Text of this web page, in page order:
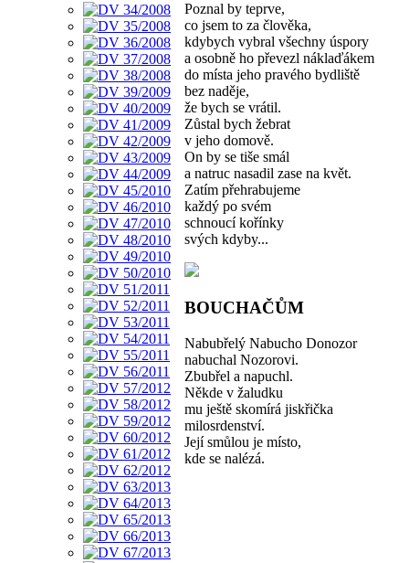
Poznal by teprve,
co jsem to za člověka,
kdybych vybral všechny úspory
a osobně ho převezl náklaďákem
do místa jeho pravého bydliště
bez naděje,
že bych se vrátil.
Zůstal bych žebrat
v jeho domově.
On by se tiše smál
a natruc nasadil zase na květ.
Zatím přehrabujeme
každý po svém
schnoucí kořínky
svých kdyby...
BOUCHAČŮM
Nabubřelý Nabucho Donozor
nabuchal Nozorovi.
Zbubřel a napuchl.
Někde v žaludku
mu ještě skomírá jiskřička
milosrdenství.
Její smůlou je místo,
kde se nalézá.